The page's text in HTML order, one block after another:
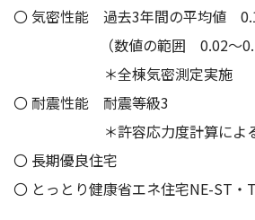
〇 気密性能 過去3年間の平均値
（数値の範囲 0.02～
＊全棟気密測定
〇 耐震性能 耐震等級3
＊許容応力度計算によ
〇 長期優良住宅
〇 とっとり健康省エネ住宅NE-ST・